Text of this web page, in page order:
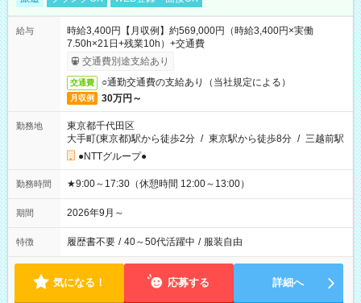
給与
時給3,400円【月収例】約569,000円（時給3,400円×実働
7.50h×21日+残業10h）+交通費
交通費別途支給あり
交通費 ○通勤交通費の支給あり（当社規定による）
月収例 30万円～
勤務地
東京都千代田区
大手町(東京都)駅から徒歩2分 / 東京駅から徒歩8分 / 三越前駅
●NTTグループ●
勤務時間 ★9:00～17:30（休憩時間 12:00～13:00）
期間 2026年9月～
特徴 履歴書不要 / 40～50代活躍中 / 服装自由
気になる！ 応募する 詳細へ